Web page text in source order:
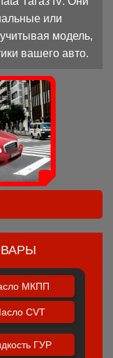
или
модель,
вашего авто.
МКПП
CVT
ГУР